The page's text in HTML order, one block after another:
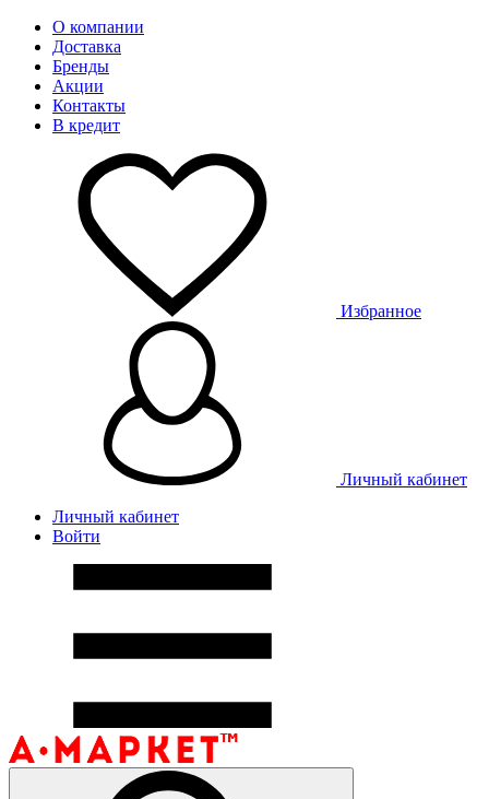
О компании
Доставка
Бренды
Акции
Контакты
В кредит
Избранное
Личный кабинет
Личный кабинет
Войти